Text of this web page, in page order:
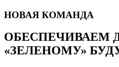
НОВАЯ КОМАНДА
ОБЕСПЕЧИВАЕМ
«ЗЕЛЕНОМУ»